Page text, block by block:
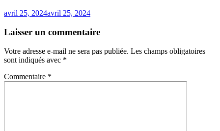
avril 25, 2024avril 25, 2024
Laisser un commentaire
Votre adresse e-mail ne sera pas publiée. Les champs obligatoires
sont indiqués avec *
Commentaire *